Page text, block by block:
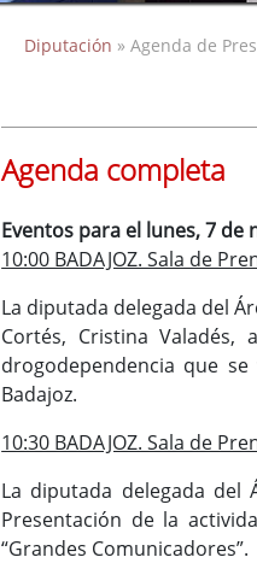
Diputación » Agenda de
Agenda completa
Eventos para el lunes, 7 de
10:00 BADAJOZ. Sala de
La diputada delegada del
Cortés, Cristina
drogodependencia que
Badajoz.
10:30 BADAJOZ. Sala de
La diputada delegada del
Presentación de la
“Grandes Comunicadores”.